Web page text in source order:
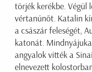
törjék kerékbe. Végül
vértanúnőt. Katalin
a császár feleségét,
katonát.
angyalok vitték a
elnevezett